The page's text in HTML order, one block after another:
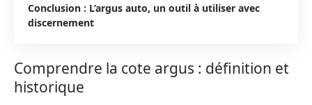
Conclusion : L’argus auto, un outil à utiliser avec
discernement
Comprendre la cote argus : définition et
historique